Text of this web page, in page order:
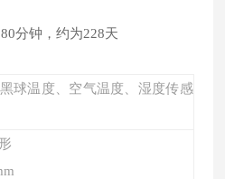
分钟，约为228天
球温度、空气温度 、湿度传感
形